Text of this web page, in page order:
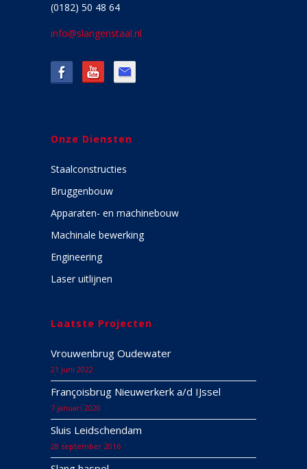
(0182) 50 48 64
info@slangenstaal.nl
Onze Diensten
Staalconstructies
Bruggenbouw
Apparaten- en machinebouw
Machinale bewerking
Engineering
Laser uitlijnen
Laatste Projecten
Vrouwenbrug Oudewater
21 juni 2022
Françoisbrug Nieuwerkerk a/d IJssel
7 januari 2020
Sluis Leidschendam
28 september 2016